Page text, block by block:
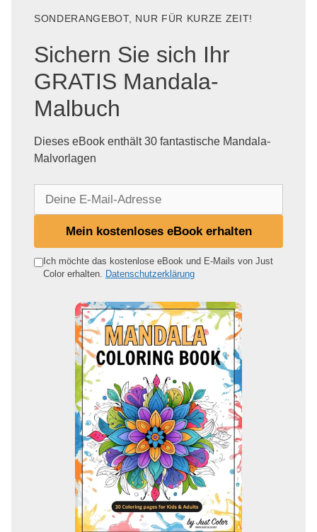
SONDERANGEBOT, NUR FÜR KURZE ZEIT!
Sichern Sie sich Ihr
GRATIS Mandala-
Malbuch
Dieses eBook enthält 30 fantastische Mandala-
Malvorlagen
e
Mein kostenloses eBook erhalten
Ich möchte das kostenlose eBook und E-Mails von Just
Color erhalten. Datenschutzerklärung